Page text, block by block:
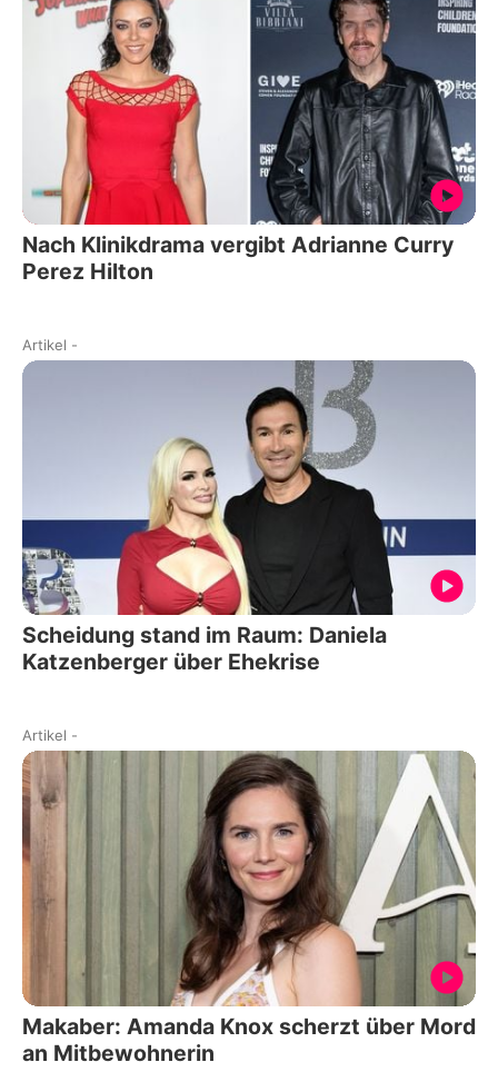
Nach Klinikdrama vergibt Adrianne Curry
Perez Hilton
Artikel -
Scheidung stand im Raum: Daniela
Katzenberger über Ehekrise
Artikel -
Makaber: Amanda Knox scherzt über Mord
an Mitbewohnerin